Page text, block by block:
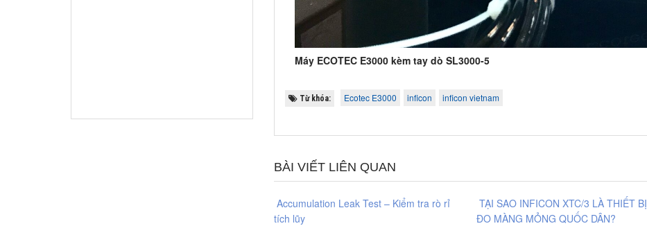
Máy ECOTEC E3000 kèm tay dò SL3000-5
Từ khóa: Ecotec E3000 inficon inficon vietnam
BÀI VIẾT LIÊN QUAN
Accumulation Leak Test – Kiểm tra rò rỉ
tích lũy
TẠI SAO INFICON XTC/3 LÀ THIẾT BỊ
ĐO MÀNG MỎNG QUỐC DÂN?